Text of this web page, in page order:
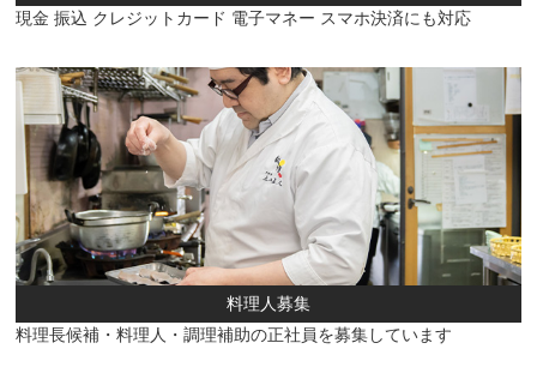
現金 振込 クレジットカード 電子マネー スマホ決済にも対応
料理人募集
料理長候補・料理人・調理補助の正社員を募集しています